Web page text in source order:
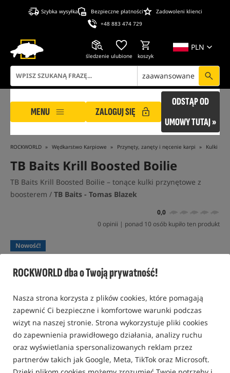
ROCKWORLD dba o Twoją prywatność!
Nasza strona korzysta z plików cookies, które pomagają
zapewnić Ci bezpieczne i komfortowe warunki podczas
wizyt na naszej stronie. Strona wykorzystuje pliki cookies
do zapewnienia prawidłowego działania, analizy ruchu
oraz wyświetlania spersonalizowanych reklam przez
partnerów takich jak Google, Meta, TikTok oraz Microsoft.
Szybka wysyłka Bezpieczne płatności
Zadowoleni klienci
+48 883 474 729
PLN
śledzenie ulubione koszyk
zaawansowane
MENU ZALOGUJ SIĘ
ODSTĄP OD
UMOWY TUTAJ »
ROCKWORLD Wędkarstwo Karpiowe Przynęty, zanęty i nęcenie karpi Kulki
TB Baits Krill Boosted Boilie
TB Baits Krill Boosted Boilie – tonące kulki przynętowe z
boosterem / TB Baits - Tomas Blazek
0,0
0 opinii | ponad 10 osób kupiło ten produkt
Nowość!